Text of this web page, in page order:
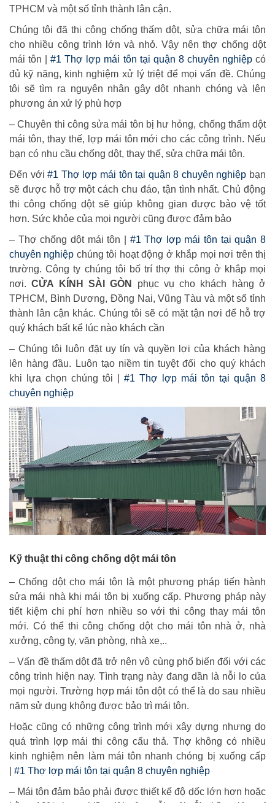
TPHCM và một số tỉnh thành lân cận.
Chúng tôi đã thi công chống thấm dột, sửa chữa mái tôn
cho nhiều công trình lớn và nhỏ. Vậy nên thợ chống dột
mái tôn |#1 Thợ lợp mái tôn tại quận 8 chuyên nghiệpcó
đủ kỹ năng, kinh nghiệm xử lý triệt để mọi vấn đề. Chúng
tôi sẽ tìm ra nguyên nhân gây dột nhanh chóng và lên
phương án xử lý phù hợp
– Chuyên thi công sửa mái tôn bị hư hỏng, chống thấm dột
mái tôn, thay thế, lợp mái tôn mới cho các công trình. Nếu
bạn có nhu cầu chống dột, thay thế, sửa chữa mái tôn.
Đến với#1 Thợ lợp mái tôn tại quận 8 chuyên nghiệp bạn
sẽ được hỗ trợ một cách chu đáo, tận tình nhất. Chủ động
thi công chống dột sẽ giúp không gian được bảo vệ tốt
hơn. Sức khỏe của mọi người cũng được đảm bảo
– Thợ chống dột mái tôn | #1 Thợ lợp mái tôn tại quận 8
chuyên nghiệp chúng tôi hoạt động ở khắp mọi nơi trên thị
trường. Công ty chúng tôi bố trí thợ thi công ở khắp mọi
nơi.CỬA KÍNH SÀI GÒN
phục vụ cho khách hàng ở
TPHCM, Bình Dương, Đồng Nai, Vũng Tàu và một số tỉnh
thành lân cận khác. Chúng tôi sẽ có mặt tận nơi để hỗ trợ
quý khách bất kể lúc nào khách cần
– Chúng tôi luôn đặt uy tín và quyền lợi của khách hàng
lên hàng đầu. Luôn tạo niềm tin tuyệt đối cho quý khách
khi lựa chọn chúng tôi | #1 Thợ lợp mái tôn tại quận 8
chuyên nghiệp
Kỹ thuật thi công chống dột mái tôn
– Chống dột cho mái tôn là một phương pháp tiến hành
sửa mái nhà khi mái tôn bị xuống cấp. Phương pháp này
tiết kiệm chi phí hơn nhiều so với thi công thay mái tôn
mới. Có thể thi công chống dột cho mái tôn nhà ở, nhà
xưởng, công ty, văn phòng, nhà xe,..
– Vấn đề thấm dột đã trở nên vô cùng phổ biến đối với các
công trình hiện nay. Tình trạng này đang dần là nỗi lo của
mọi người. Trường hợp mái tôn dột có thể là do sau nhiều
năm sử dụng không được bảo trì mái tôn.
Hoặc cũng có những công trình mới xây dựng nhưng do
quá trình lợp mái thi công cẩu thả. Thợ không có nhiều
kinh nghiệm nên làm mái tôn nhanh chóng bị xuống cấp
#1 Thợ lợp mái tôn tại quận 8 chuyên nghiệp
– Mái tôn đảm bảo phải được thiết kế độ dốc lớn hơn hoặc